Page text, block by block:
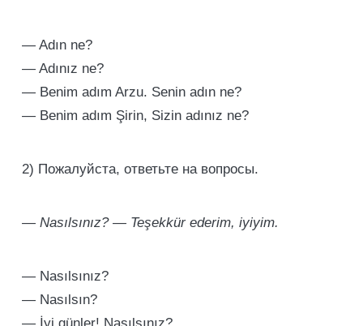
— Adın ne?
— Adınız ne?
— Benim adım Arzu. Senin adın ne?
— Benim adım Şirin, Sizin adınız ne?
2) Пожалуйста, ответьте на вопросы.
— Nasılsınız? — Teşekkür ederim, iyiyim.
— Nasılsınız?
— Nasılsın?